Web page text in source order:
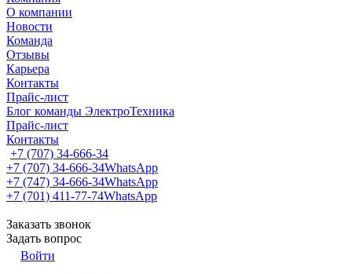
О компании
Новости
Команда
Отзывы
Карьера
Контакты
Прайс-лист
Блог команды ЭлектроТехника
Прайс-лист
Контакты
+7 (707) 34-666-34
+7 (707) 34-666-34WhatsApp
+7 (747) 34-666-34WhatsApp
+7 (701) 411-77-74WhatsApp
Заказать звонок
Задать вопрос
Войти